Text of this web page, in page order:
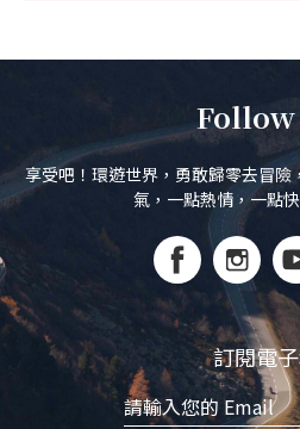
Follow
享受吧！環遊世界，勇敢歸零去冒險
氣，一點熱情，一點
訂閱電